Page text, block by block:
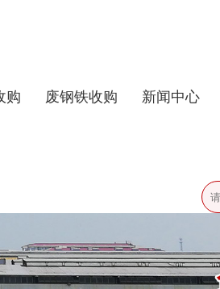
购 废钢铁收购 新闻中心